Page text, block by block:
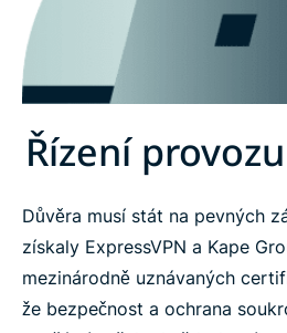
Řízení
Důvěra musí stát na pevných
získaly ExpressVPN a Kape
mezinárodně uznávaných
že bezpečnost a ochrana